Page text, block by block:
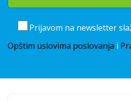
Prijavom na newsletter
Opštim uslovima poslovanja i